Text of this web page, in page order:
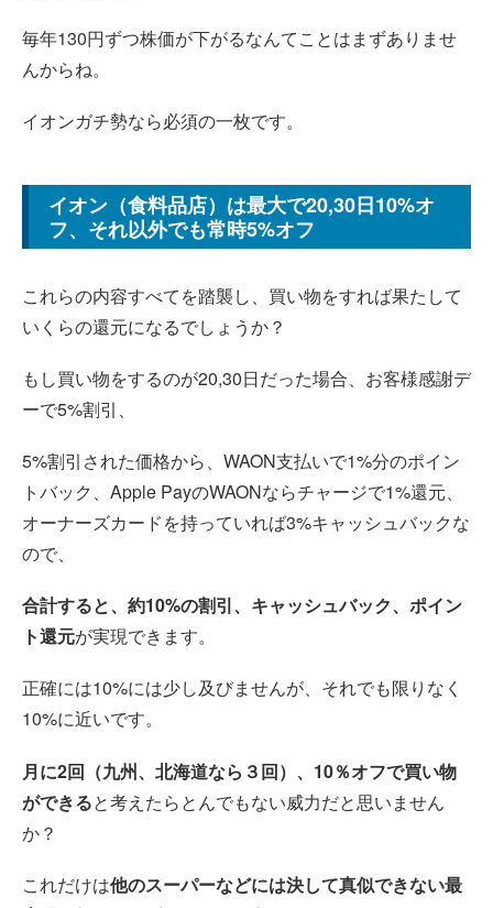
毎年130円ずつ株価が下がるなんてことはまずありませ
んからね。
イオンガチ勢なら必須の一枚です。
イオン（食料品店）は最大で20,30日10%オ
フ、それ以外でも常時5%オフ
これらの内容すべてを踏襲し、買い物をすれば果たして
いくらの還元になるでしょうか？
もし買い物をするのが20,30日だった場合、お客様感謝デ
ーで5%割引、
5%割引された価格から、WAON支払いで1%分のポイン
トバック、Apple PayのWAONならチャージで1%還元、
オーナーズカードを持っていれば3%キャッシュバックな
ので、
合計すると、約10%の割引、キャッシュバック、ポイン
ト還元が実現できます。
正確には10%には少し及びませんが、それでも限りなく
10%に近いです。
月に2回（九州、北海道なら３回）、10％オフで買い物
ができると考えたらとんでもない威力だと思いません
か？
これだけは他のスーパーなどには決して真似できない最